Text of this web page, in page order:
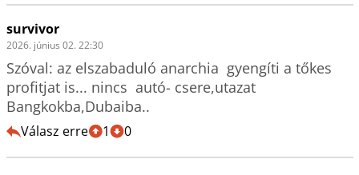
survivor
2026. június 02. 22:30
Szóval: az elszabaduló anarchia  gyengíti a tőkes
profitjat is... nincs  autó- csere,utazat
Bangkokba,Dubaiba..
Válasz erre 1 0